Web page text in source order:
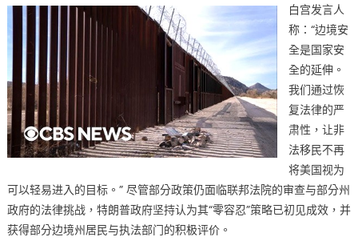
白宫发言人
称：“边境安
全是国家安
全的延伸。
我们通过恢
复法律的严
肃性，让非
法移民不再
将美国视为
可以轻易进入的目标。” 尽管部分政策仍面临联邦法院的审查与部分州
政府的法律挑战，特朗普政府坚持认为其“零容忍”策略已初见成效，并
获得部分边境州居民与执法部门的积极评价。